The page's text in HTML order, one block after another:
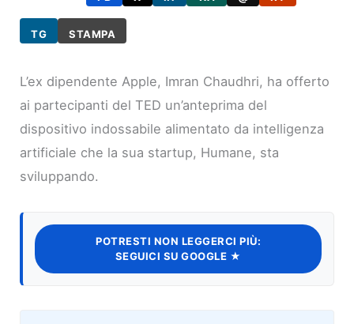
TG STAMPA
L’ex dipendente Apple, Imran Chaudhri, ha offerto
ai partecipanti del TED un’anteprima del
dispositivo indossabile alimentato da intelligenza
artificiale che la sua startup, Humane, sta
sviluppando.
POTRESTI NON LEGGERCI PIÙ:
SEGUICI SU GOOGLE ★